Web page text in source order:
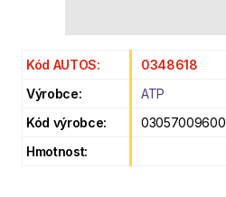
Kód AUTOS:
0348618
Výrobce:
ATP
Kód výrobce:
03057009600
Hmotnost: